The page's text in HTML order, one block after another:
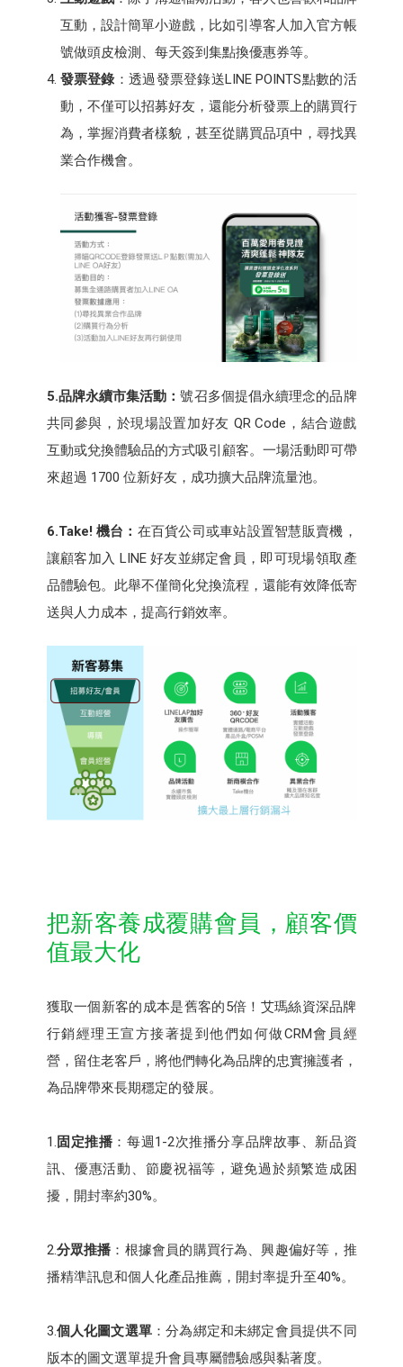
互動，設計簡單小遊戲，比如引導客人加入官方帳
號做頭皮檢測、每天簽到集點換優惠券等。
發票登錄：透過發票登錄送LINE POINTS點數的活
動，不僅可以招募好友，還能分析發票上的購買行
為，掌握消費者樣貌，甚至從購買品項中，尋找異
業合作機會。
5.品牌永續市集活動：號召多個提倡永續理念的品牌
共同參與，於現場設置加好友 QR Code，結合遊戲
互動或兌換體驗品的方式吸引顧客。一場活動即可帶
來超過 1700 位新好友，成功擴大品牌流量池。
6.Take! 機台： 在百貨公司或車站設置智慧販賣機，
讓顧客加入 LINE 好友並綁定會員，即可現場領取產
品體驗包。此舉不僅簡化兌換流程，還能有效降低寄
送與人力成本，提高行銷效率。
把新客養成覆購會員，顧客價
值最大化
獲取一個新客的成本是舊客的5倍！艾瑪絲資深品牌
行銷經理王宣方接著提到他們如何做CRM會員經
營，留住老客戶，將他們轉化為品牌的忠實擁護者，
為品牌帶來長期穩定的發展。
1.固定推播 ：每週1-2次推播分享品牌故事、新品資
訊、優惠活動、節慶祝福等，避免過於頻繁造成困
擾，開封率約30%。
2.分眾推播 ：根據會員的購買行為、興趣偏好等，推
播精準訊息和個人化產品推薦，開封率提升至40%。
3.個人化圖文選單：分為綁定和未綁定會員提供不同
版本的圖文選單提升會員專屬體驗感與黏著度。